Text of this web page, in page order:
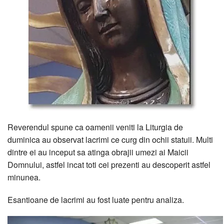
Reverendul spune ca oamenii veniti la Liturgia de
duminica au observat lacrimi ce curg din ochii statuii. Multi
dintre ei au inceput sa atinga obrajii umezi ai Maicii
Domnului, astfel incat toti cei prezenti au descoperit astfel
minunea.
Esantioane de lacrimi au fost luate pentru analiza.